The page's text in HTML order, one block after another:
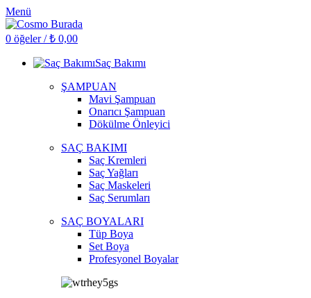
Menü
0 öğeler / ₺ 0,00
Saç Bakımı
ŞAMPUAN
Mavi Şampuan
Onarıcı Şampuan
Dökülme Önleyici
SAÇ BAKIMI
Saç Kremleri
Saç Yağları
Saç Maskeleri
Saç Serumları
SAÇ BOYALARI
Tüp Boya
Set Boya
Profesyonel Boyalar